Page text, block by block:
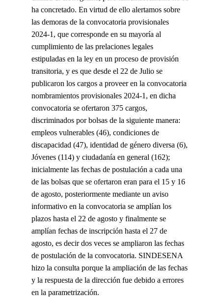
ha concretado. En virtud de ello alertamos sobre
las demoras de la convocatoria provisionales
2024-1, que corresponde en su mayoría al
cumplimiento de las prelaciones legales
estipuladas en la ley en un proceso de provisión
transitoria, y es que desde el 22 de Julio se
publicaron los cargos a proveer en la convocatoria
nombramientos provisionales 2024-1, en dicha
convocatoria se ofertaron 375 cargos,
discriminados por bolsas de la siguiente manera:
empleos vulnerables (46), condiciones de
discapacidad (47), identidad de género diversa (6),
Jóvenes (114) y ciudadanía en general (162);
inicialmente las fechas de postulación a cada una
de las bolsas que se ofertaron eran para el 15 y 16
de agosto, posteriormente mediante un aviso
informativo en la convocatoria se amplían los
plazos hasta el 22 de agosto y finalmente se
amplían fechas de inscripción hasta el 27 de
agosto, es decir dos veces se ampliaron las fechas
de postulación de la convocatoria. SINDESENA
hizo la consulta porque la ampliación de las fechas
y la respuesta de la dirección fue debido a errores
en la parametrización.